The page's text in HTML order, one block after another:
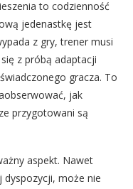
to codzienność
jedenastkę jest
z gry, trener musi
z próbą adaptacji
gracza. To
jak
przygotowani są
aspekt. Nawet
dyspozycji, może nie